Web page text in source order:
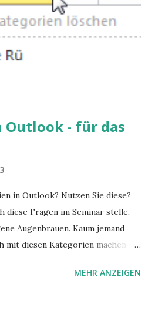
Outlook - für das
in Outlook? Nutzen Sie diese?
diese Fragen im Seminar stelle,
Augenbrauen. Kaum jemand
mit diesen Kategorien machen
MEHR ANZEIGEN